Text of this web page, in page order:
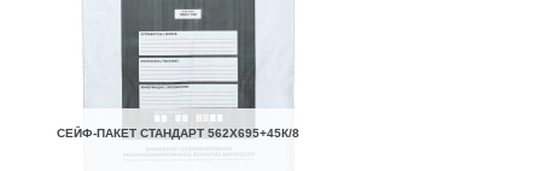
СЕЙФ-ПАКЕТ СТАНДАРТ 562Х695+45К/8